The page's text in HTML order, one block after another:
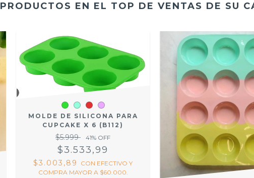
PRODUCTOS EN EL TOP DE VENTAS DE SU
MOLDE DE SILICONA PARA
CUPCAKE X 6 (B112)
$5.999 41% OFF
$3.533,99
$3.003,89 CON EFECTIVO Y
COMPRA MAYOR A $60.000.